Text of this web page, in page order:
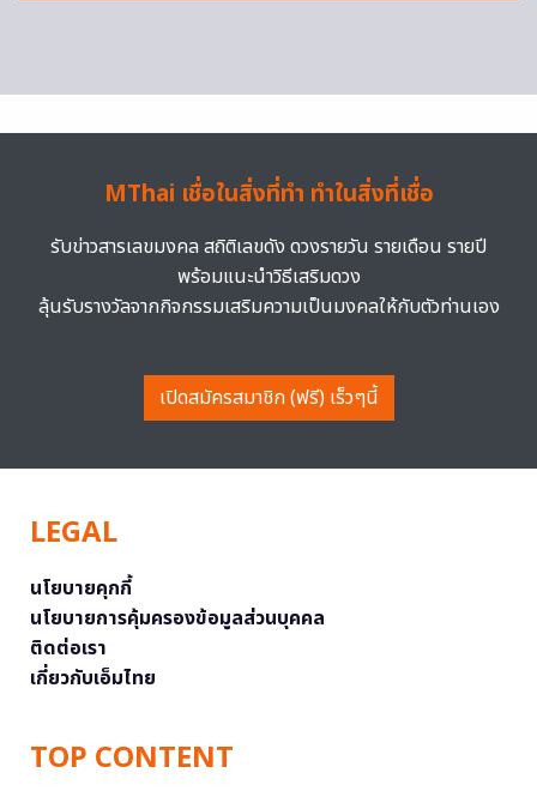
MThai เชื่อในสิ่งที่ทำ ทำในสิ่งที่เชื่อ
รับข่าวสารเลขมงคล สถิติเลขดัง ดวงรายวัน รายเดือน รายปี
พร้อมแนะนำวิธีเสริมดวง
ลุ้นรับรางวัลจากกิจกรรมเสริมความเป็นมงคลให้กับตัวท่านเอง
เปิดสมัครสมาชิก (ฟรี) เร็วๆนี้
LEGAL
นโยบายคุกกี้
นโยบายการคุ้มครองข้อมูลส่วนบุคคล
ติดต่อเรา
เกี่ยวกับเอ็มไทย
TOP CONTENT